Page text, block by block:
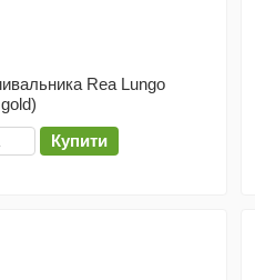
Rea Lungo
Купити